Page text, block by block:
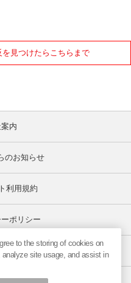
見つけたらこちらまで
内
のお知らせ
利用規約
ポリシー
引法
to the storing of cookies on
site usage, and assist in